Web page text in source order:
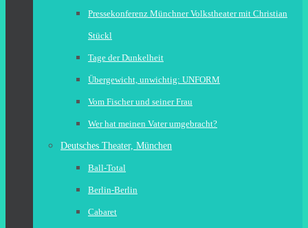
Pressekonferenz Münchner Volkstheater mit Christian
Stückl
Tage der Dunkelheit
Übergewicht, unwichtig: UNFORM
Vom Fischer und seiner Frau
Wer hat meinen Vater umgebracht?
Deutsches Theater, München
Ball-Total
Berlin-Berlin
Cabaret